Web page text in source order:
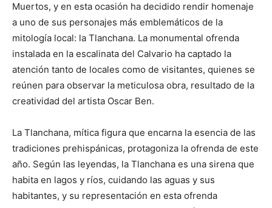
Muertos, y en esta ocasión ha decidido rendir homenaje
a uno de sus personajes más emblemáticos de la
mitología local: la Tlanchana. La monumental ofrenda
instalada en la escalinata del Calvario ha captado la
atención tanto de locales como de visitantes, quienes se
reúnen para observar la meticulosa obra, resultado de la
creatividad del artista Oscar Ben.
La Tlanchana, mítica figura que encarna la esencia de las
tradiciones prehispánicas, protagoniza la ofrenda de este
año. Según las leyendas, la Tlanchana es una sirena que
habita en lagos y ríos, cuidando las aguas y sus
habitantes, y su representación en esta ofrenda